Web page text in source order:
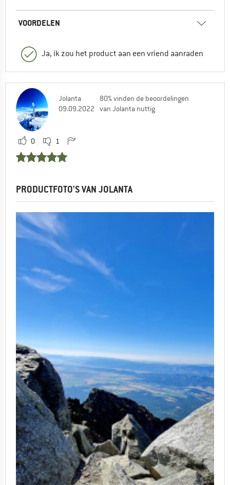
VOORDELEN
Ja, ik zou het product aan een vriend aanraden
Jolanta
09.09.2022
80% vinden de beoordelingen
van Jolanta nuttig
0 1
PRODUCTFOTO'S VAN JOLANTA